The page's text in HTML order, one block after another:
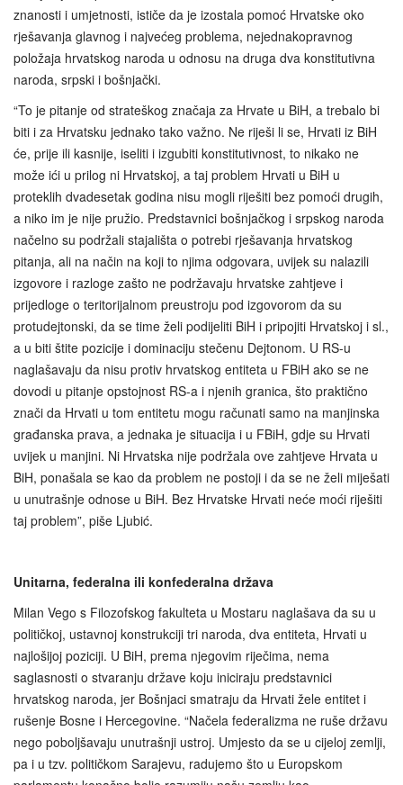
znanosti i umjetnosti, ističe da je izostala pomoć Hrvatske oko
rješavanja glavnog i najvećeg problema, nejednakopravnog
položaja hrvatskog naroda u odnosu na druga dva konstitutivna
naroda, srpski i bošnjački.
“To je pitanje od strateškog značaja za Hrvate u BiH, a trebalo bi
biti i za Hrvatsku jednako tako važno. Ne riješi li se, Hrvati iz BiH
će, prije ili kasnije, iseliti i izgubiti konstitutivnost, to nikako ne
može ići u prilog ni Hrvatskoj, a taj problem Hrvati u BiH u
proteklih dvadesetak godina nisu mogli riješiti bez pomoći drugih,
a niko im je nije pružio. Predstavnici bošnjačkog i srpskog naroda
načelno su podržali stajališta o potrebi rješavanja hrvatskog
pitanja, ali na način na koji to njima odgovara, uvijek su nalazili
izgovore i razloge zašto ne podržavaju hrvatske zahtjeve i
prijedloge o teritorijalnom preustroju pod izgovorom da su
protudejtonski, da se time želi podijeliti BiH i pripojiti Hrvatskoj i sl.,
a u biti štite pozicije i dominaciju stečenu Dejtonom. U RS-u
naglašavaju da nisu protiv hrvatskog entiteta u FBiH ako se ne
dovodi u pitanje opstojnost RS-a i njenih granica, što praktično
znači da Hrvati u tom entitetu mogu računati samo na manjinska
građanska prava, a jednaka je situacija i u FBiH, gdje su Hrvati
uvijek u manjini. Ni Hrvatska nije podržala ove zahtjeve Hrvata u
BiH, ponašala se kao da problem ne postoji i da se ne želi miješati
u unutrašnje odnose u BiH. Bez Hrvatske Hrvati neće moći riješiti
taj problem”, piše Ljubić.
Unitarna, federalna ili konfederalna država
Milan Vego s Filozofskog fakulteta u Mostaru naglašava da su u
političkoj, ustavnoj konstrukciji tri naroda, dva entiteta, Hrvati u
najlošijoj poziciji. U BiH, prema njegovim riječima, nema
saglasnosti o stvaranju države koju iniciraju predstavnici
hrvatskog naroda, jer Bošnjaci smatraju da Hrvati žele entitet i
rušenje Bosne i Hercegovine. “Načela federalizma ne ruše državu
nego poboljšavaju unutrašnji ustroj. Umjesto da se u cijeloj zemlji,
pa i u tzv. političkom Sarajevu, radujemo što u Europskom